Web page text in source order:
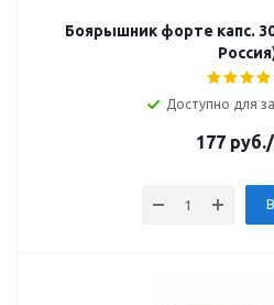
Боярышник форте капс.
Доступно для
177руб.